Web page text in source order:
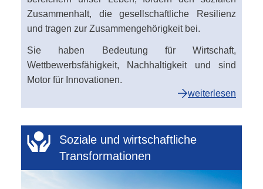
Zusammenhalt, die gesellschaftliche Resilienz
und tragen zur Zusammengehörigkeit bei.
Sie haben Bedeutung für Wirtschaft,
Wettbewerbsfähigkeit, Nachhaltigkeit und sind
Motor für Innovationen.
weiterlesen
Soziale und wirtschaftliche
Transformationen